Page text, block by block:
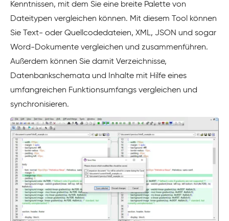
Kenntnissen, mit dem Sie eine breite Palette von
Dateitypen vergleichen können. Mit diesem Tool können
Sie Text- oder Quellcodedateien, XML, JSON und sogar
Word-Dokumente vergleichen und zusammenführen.
Außerdem können Sie damit Verzeichnisse,
Datenbankschemata und Inhalte mit Hilfe eines
umfangreichen Funktionsumfangs vergleichen und
synchronisieren.